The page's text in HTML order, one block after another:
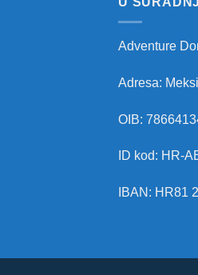
Adventure
Adresa:
OIB:
ID kod: HR-
IBAN: HR81